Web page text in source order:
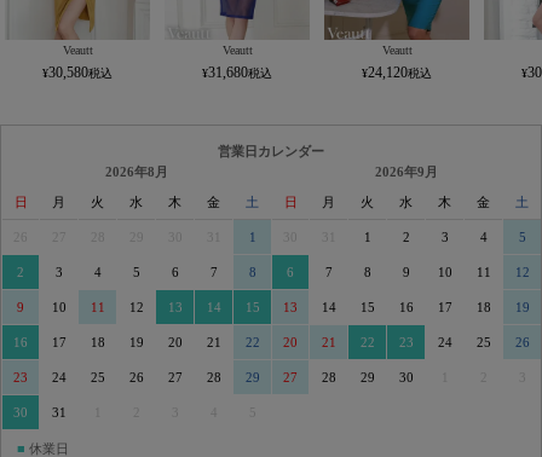
Veautt
30,580
Veautt
31,680
Veautt
24,120
営業日カレンダー
2026年8月
日 月 火 水 木 金 土
29 30 31 1
2 3 4 5 6 7 8
9 10 11 12 13 14 15
16 17 18 19 20 21 22
23 24 25 26 27 28 29
30 31 3 5
2026年9月
日 月 火 水 木 金 土
30 31 1 2 3 4 5
6 7 8 9 10 11 12
13 14 15 16 17 18 19
20 21 22 23 24 25 26
27 28 29 30 3
■ 休業日